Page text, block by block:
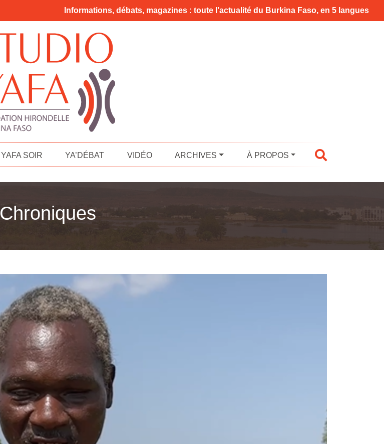
Informations, débats, magazines : toute l’actualité du Burkina Faso, en 5 langues
YAFA SOIR YA’DÉBAT VIDÉO ARCHIVES À PROPOS
Chroniques